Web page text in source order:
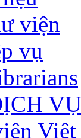
viện
vụ
VỤ
Việt